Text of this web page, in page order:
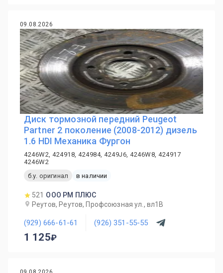
09.08.2026
Диск тормозной передний Peugeot
Partner 2 поколение (2008-2012) дизель
1.6 HDI Механика Фургон
4246W2, 424918, 424984, 4249J6, 4246W8, 424917
4246W2
б.у. оригинал
в наличии
521 ООО РМ ПЛЮС
Реутов, Реутов, Профсоюзная ул., вл1В
(929) 666-61-61 (926) 351-55-55
1 125